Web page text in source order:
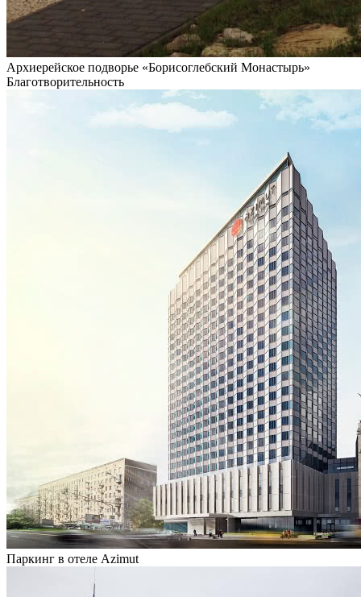
Архиерейское подворье «Борисоглебский Монастырь»
Благотворительность
Паркинг в отеле Azimut